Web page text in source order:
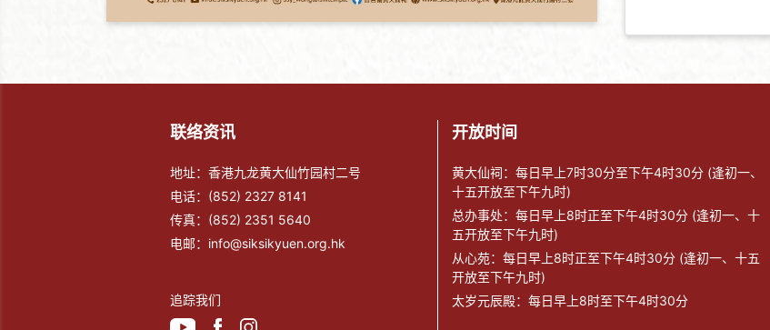
联络资讯
地址：香港九龙黄大仙竹园村二号
电话： (852) 2327 8141
传真： (852) 2351 5640
电邮： info@siksikyuen.org.hk
追踪我们
开放时间
黄大仙祠：每日早上7时30分至下午4时30分 (逢初一、
十五开放至下午九时)
总办事处：每日早上8时正至下午4时30分 (逢初一、十
五开放至下午九时)
从心苑：每日早上8时正至下午4时30分 (逢初一、十五
开放至下午九时)
太岁元辰殿：每日早上8时至下午4时30分